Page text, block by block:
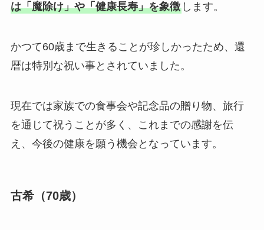
は「魔除け」や「健康長寿」を象徴します。
かつて60歳まで生きることが珍しかったため、還
暦は特別な祝い事とされていました。
現在では家族での食事会や記念品の贈り物、旅行
を通じて祝うことが多く、これまでの感謝を伝
え、今後の健康を願う機会となっています。
古希（70歳）